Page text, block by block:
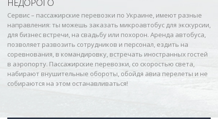
НЕДОРОГО
Сервис – пассажирские перевозки по Украине, имеют разные
направления: ты можешь заказать микроавтобус для экскурсии,
для бизнес встречи, на свадьбу или похорон. Аренда автобуса,
позволяет развозить сотрудников и персонал, ездить на
соревнования, в командировку, встречать иностранных гостей
в аэропорту. Пассажирские перевозки, со скоростью света,
набирают внушительные обороты, обойдя авиа перелеты и не
собираются на этом останавливаться!